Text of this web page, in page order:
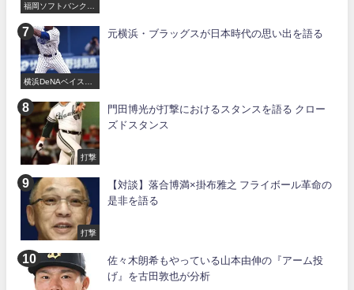
福岡ソフトバンクホ
横浜DeNAベイスタ
元横浜・ブラッグスが日本時代の思い出を語る
打撃
門田博光が打撃におけるスタンスを語る クロー
ズドスタンス
打撃
【対談】落合博満×掛布雅之 フライボール革命の
是非を語る
佐々木朗希もやっている山本由伸の『アーム投
げ』を古田敦也が分析